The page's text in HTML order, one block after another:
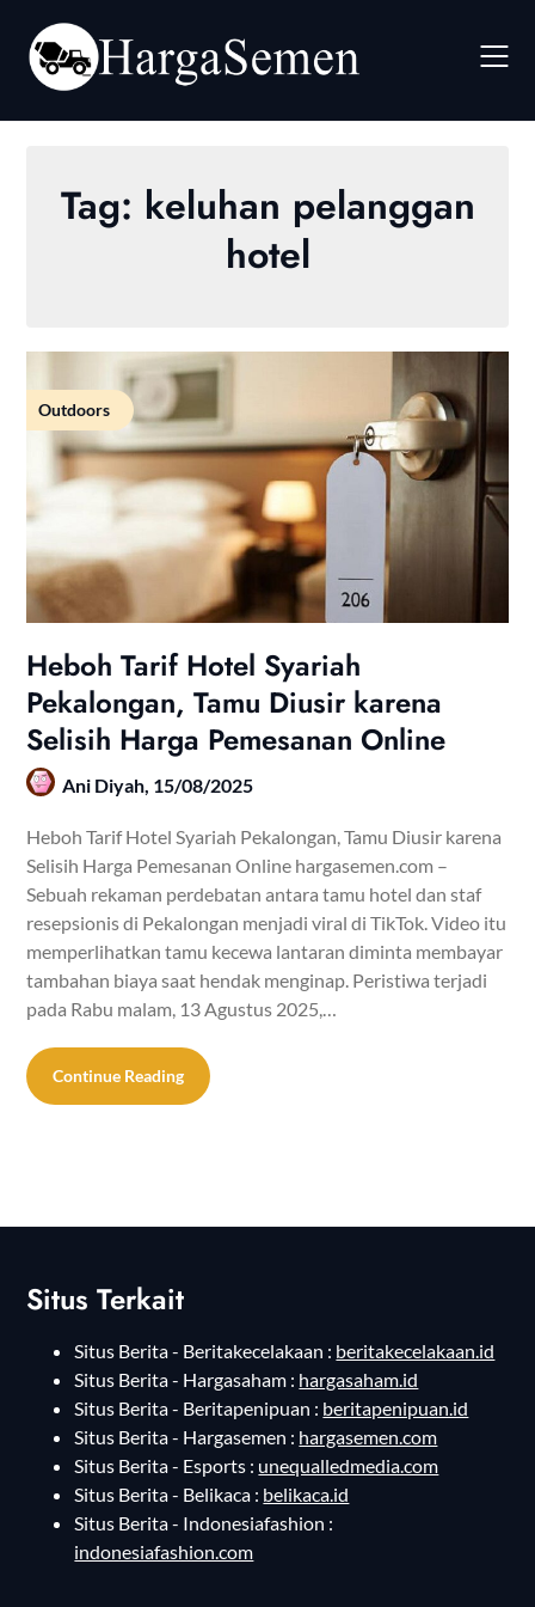
content
Tag: keluhan pelanggan
hotel
Outdoors
Heboh Tarif Hotel Syariah
Pekalongan, Tamu Diusir karena
Selisih Harga Pemesanan Online
Ani Diyah, 15/08/2025
Heboh Tarif Hotel Syariah Pekalongan, Tamu Diusir karena
Selisih Harga Pemesanan Online hargasemen.com –
Sebuah rekaman perdebatan antara tamu hotel dan staf
resepsionis di Pekalongan menjadi viral di TikTok. Video itu
memperlihatkan tamu kecewa lantaran diminta membayar
tambahan biaya saat hendak menginap. Peristiwa terjadi
pada Rabu malam, 13 Agustus 2025,…
Continue Reading
Situs Terkait
Situs Berita - Beritakecelakaan : beritakecelakaan.id
Situs Berita - Hargasaham : hargasaham.id
Situs Berita - Beritapenipuan : beritapenipuan.id
Situs Berita - Hargasemen : hargasemen.com
Situs Berita - Esports : unequalledmedia.com
Situs Berita - Belikaca : belikaca.id
Situs Berita - Indonesiafashion :
indonesiafashion.com